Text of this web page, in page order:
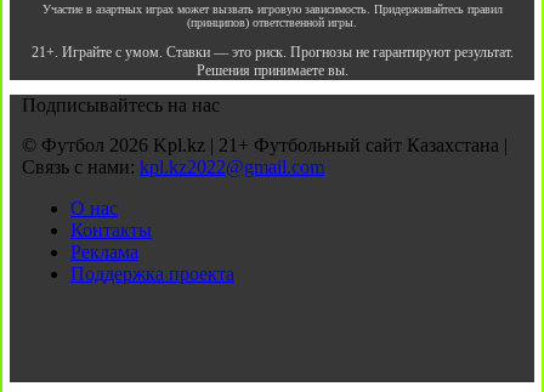
Участие в азартных играх может вызвать игровую зависимость. Придерживайтесь правил
(принципов) ответственной игры.
21+. Играйте с умом. Ставки — это риск. Прогнозы не гарантируют результат.
Решения принимаете вы.
Подписывайтесь на нас
© Футбол 2026 Kpl.kz | 21+ Футбольный сайт Казахстана |
Связь с нами: kpl.kz2022@gmail.com
О нас
Контакты
Реклама
Поддержка проекта